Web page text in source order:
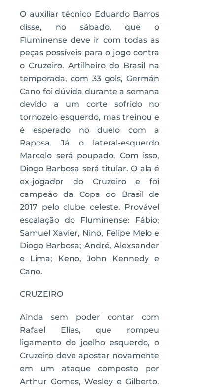
O auxiliar técnico Eduardo Barros
disse, no sábado, que o
Fluminense deve ir com todas as
peças possíveis para o jogo contra
o Cruzeiro. Artilheiro do Brasil na
temporada, com 33 gols, Germán
Cano foi dúvida durante a semana
devido a um corte sofrido no
tornozelo esquerdo, mas treinou e
é esperado no duelo com a
Raposa. Já o lateral-esquerdo
Marcelo será poupado. Com isso,
Diogo Barbosa será titular. O ala é
ex-jogador do Cruzeiro e foi
campeão da Copa do Brasil de
2017 pelo clube celeste. Provável
escalação do Fluminense: Fábio;
Samuel Xavier, Nino, Felipe Melo e
Diogo Barbosa; André, Alexsander
e Lima; Keno, John Kennedy e
Cano.
CRUZEIRO
Ainda sem poder contar com
Rafael Elias, que rompeu
ligamento do joelho esquerdo, o
Cruzeiro deve apostar novamente
em um ataque composto por
Arthur Gomes, Wesley e Gilberto.